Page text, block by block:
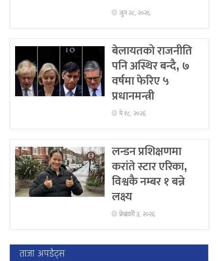
जुन २८, २०२६
बेलायतको राजनीति
पनि अस्थिर बन्दै, ७
वर्षमा फेरिए ५
प्रधानमन्त्री
मे १८, २०२६
लन्डन प्रशिक्षणमा
करांते स्टार एरिका,
विश्वकै नम्बर १ बन्ने
लक्ष्य
फ्रेब्रवरी ३, २०२६
ताजा अपडेट्स